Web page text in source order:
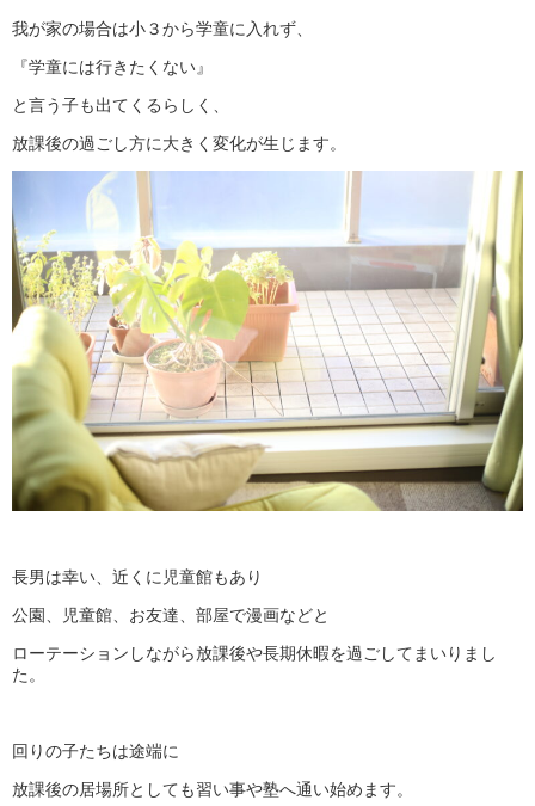
我が家の場合は小３から学童に入れず、
『学童には行きたくない』
と言う子も出てくるらしく、
放課後の過ごし方に大きく変化が生じます。
長男は幸い、近くに児童館もあり
公園、児童館、お友達、部屋で漫画などと
ローテーションしながら放課後や長期休暇を過ごしてまいりまし
た。
回りの子たちは途端に
放課後の居場所としても習い事や塾へ通い始めます。